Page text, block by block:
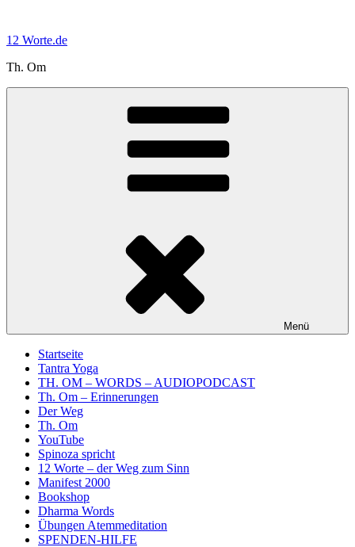
springen
12 Worte.de
Th. Om
Menü
Startseite
Tantra Yoga
TH. OM – WORDS – AUDIOPODCAST
Th. Om – Erinnerungen
Der Weg
Th. Om
YouTube
Spinoza spricht
12 Worte – der Weg zum Sinn
Manifest 2000
Bookshop
Dharma Words
Übungen Atemmeditation
SPENDEN-HILFE